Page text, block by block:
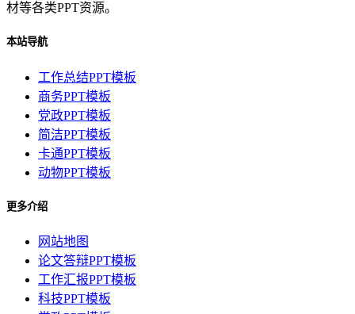
材等各类PPT资源。
本站导航
工作总结PPT模板
商务PPT模板
党政PPT模板
简洁PPT模板
卡通PPT模板
动物PPT模板
更多介绍
网站地图
论文答辩PPT模板
工作汇报PPT模板
科技PPT模板